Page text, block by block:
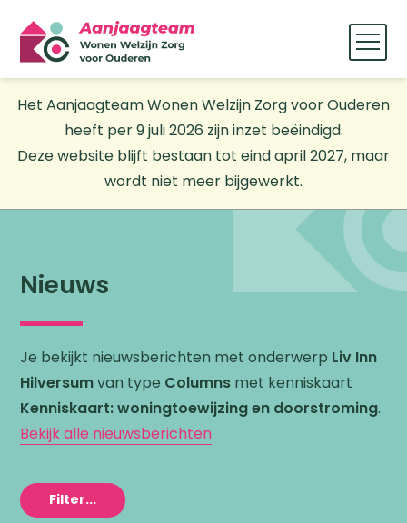
Het Aanjaagteam Wonen Welzijn Zorg voor Ouderen
heeft per 9 juli 2026 zijn inzet beëindigd.
Deze website blijft bestaan tot eind april 2027, maar
wordt niet meer bijgewerkt.
Nieuws
Je bekijkt nieuwsberichten met onderwerp Liv Inn
Hilversumvan type Columns met kenniskaart
Kenniskaart: woningtoewijzing en doorstroming.
Bekijk alle nieuwsberichten
Filter...